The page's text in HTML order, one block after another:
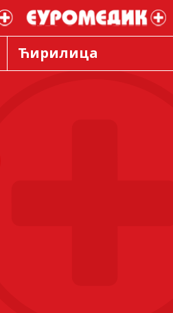
Ћирилица